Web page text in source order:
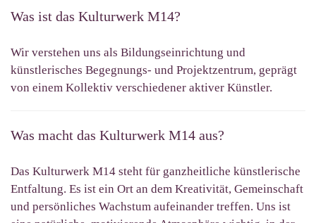
Was ist das Kulturwerk M14?
Wir verstehen uns als Bildungseinrichtung und
künstlerisches Begegnungs- und Projektzentrum, geprägt
von einem Kollektiv verschiedener aktiver Künstler.
Was macht das Kulturwerk M14 aus?
Das Kulturwerk M14 steht für ganzheitliche künstlerische
Entfaltung. Es ist ein Ort an dem Kreativität, Gemeinschaft
und persönliches Wachstum aufeinander treffen. Uns ist